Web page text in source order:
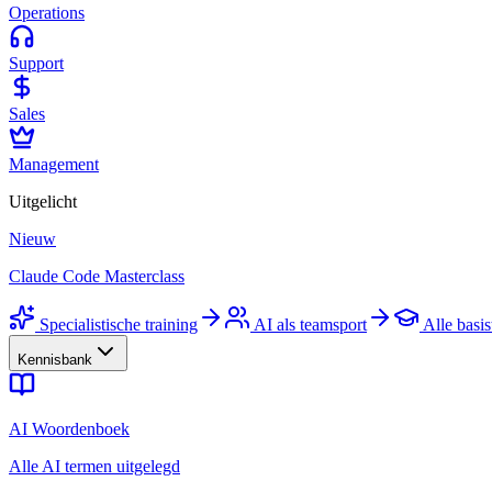
Operations
Support
Sales
Management
Uitgelicht
Nieuw
Claude Code Masterclass
Specialistische training AI als teamsport Alle
Kennisbank
AI Woordenboek
Alle AI termen uitgelegd